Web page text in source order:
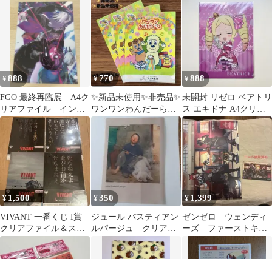
サルノリ
A4A5
¥888
FGO 最終再臨展 A4ク
リアファイル インド
ラ
¥770
✨新品未使用✨非売品✨
ワンワンわんだーらん
ど ファイル ３枚※２４
時間以内に発送
¥888
未開封 リゼロ ベアトリ
ス エキドナ A4クリア
ファイル
¥ 1,500
VIVANT 一番くじ I賞
クリアファイル＆ステ
ッカー 4枚セット
¥350
ジュール バスティアン
ルパージュ クリアフ
ァイル
¥ 1,399
ゼンゼロ ウェンディ
ーズ ファーストキッ
チン コラボ 集合
クリアファイル